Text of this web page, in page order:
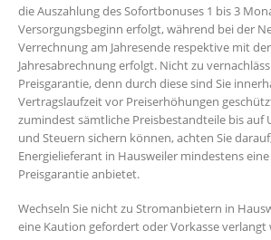
die Auszahlung des Sofortbonuses 1 bis 3
Versorgungsbeginn erfolgt, während bei der
Verrechnung am Jahresende respektive mit
Jahresabrechnung erfolgt. Nicht zu
Preisgarantie, denn durch diese sind Sie
Vertragslaufzeit vor Preiserhöhungen
zumindest sämtliche Preisbestandteile bis auf
und Steuern sichern können, achten Sie
Energielieferant in Hausweiler mindestens
Preisgarantie anbietet.
Wechseln Sie nicht zu Stromanbietern in
eine Kaution gefordert oder Vorkasse